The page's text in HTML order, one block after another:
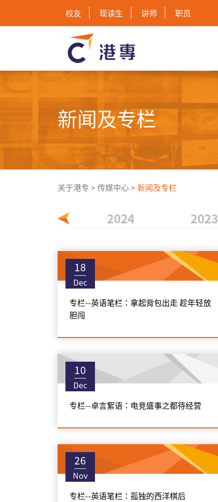
校友 现读生 讲师 职员
新闻及专栏
关于港专 >传媒中心>新闻及专栏
2024 2023
18
Dec
专栏--英语笔栏：拿起背包出走 趁年轻放
胆闯
10
Dec
专栏--卓言絮语：电竞盛事之都待经营
26
Nov
专栏--英语笔栏：孤独的西洋棋后